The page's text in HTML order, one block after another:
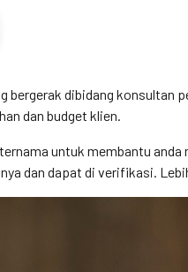
bergerak dibidang
dan budget klien.
untuk membantu
dan dapat di verifikasi.